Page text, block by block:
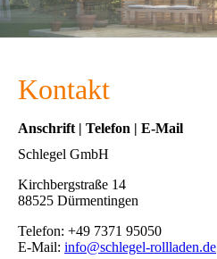
Kontakt
Anschrift | Telefon | E-Mail
Schlegel GmbH
Kirchbergstraße 14
88525 Dürmentingen
Telefon: +49 7371 95050
E-Mail: info@schlegel-rollladen.de